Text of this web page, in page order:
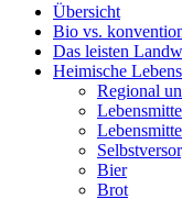
Übersicht
Bio vs.
Das leisten
Heimische
Regional
Bier
Brot